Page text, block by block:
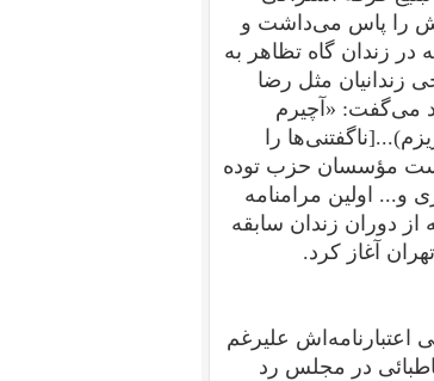
را پاس می‌داشت و
هم. بویژه که در زندان گاه تظاهر به
مثل رضا
می‌گفت: «آچیرم
را
تبعید شد. پاییز ۱۳۲۰ در نشست مؤسسان حزب توده
اولین مرامنامه
دوران زندان سابقه
علیرغم
در مجلس رد